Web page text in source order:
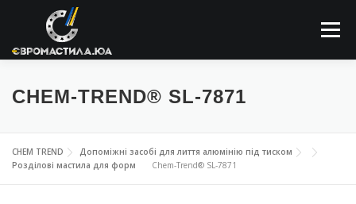
Меню
ПРО КОМПАНІЮ МАСТИЛЬНІ МАТЕРІАЛИ
ЗАСТОСОВУННЯ НОВИНИ КОНТАКТИ
CHEM-TREND® SL-7871
CHEM TREND
Допоміжні засобі для лиття алюмінію під тиском
Розділові мастила для форм
Chem-Trend® SL-7871